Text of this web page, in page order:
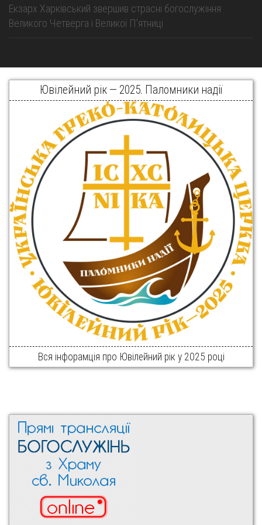
Екзарх Харківський звершив страсні богослужіння
Великого Четверга і Великої Пʼятниці
Ювілейний рік — 2025. Паломники надії
Вся інфорамція про Ювілейний рік у 2025 році